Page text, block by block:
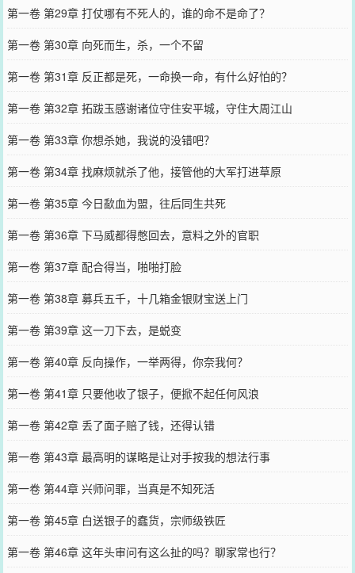
第一卷 第29章 打仗哪有不死人的，谁的命不是命了？
第一卷 第30章 向死而生，杀，一个不留
第一卷 第31章 反正都是死，一命换一命，有什么好怕的？
第一卷 第32章 拓跋玉感谢诸位守住安平城，守住大周江山
第一卷 第33章 你想杀她，我说的没错吧？
第一卷 第34章 找麻烦就杀了他，接管他的大军打进草原
第一卷 第35章 今日歃血为盟，往后同生共死
第一卷 第36章 下马威都得憋回去，意料之外的官职
第一卷 第37章 配合得当，啪啪打脸
第一卷 第38章 募兵五千，十几箱金银财宝送上门
第一卷 第39章 这一刀下去，是蜕变
第一卷 第40章 反向操作，一举两得，你奈我何？
第一卷 第41章 只要他收了银子，便掀不起任何风浪
第一卷 第42章 丢了面子赔了钱，还得认错
第一卷 第43章 最高明的谋略是让对手按我的想法行事
第一卷 第44章 兴师问罪，当真是不知死活
第一卷 第45章 白送银子的蠢货，宗师级铁匠
第一卷 第46章 这年头审问有这么扯的吗？聊家常也行？